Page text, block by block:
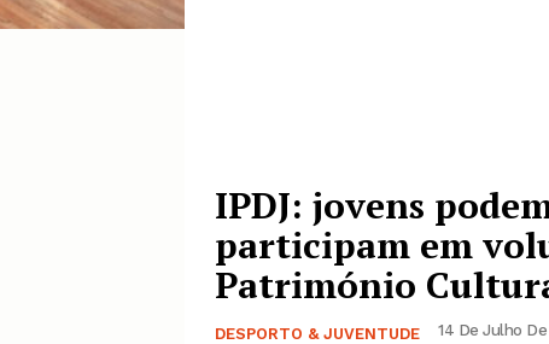
Institucional
Grande Entrevista
Publicidade
Quero ser Assinante
IPDJ: jovens
participam em
Património
DESPORTO & JUVENTUDE 14 De Julho De